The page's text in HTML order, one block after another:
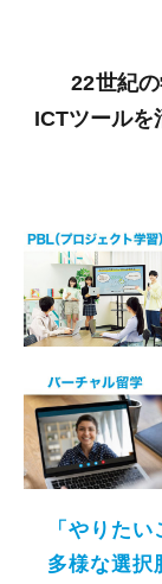
22世紀
ICTツールを
「やりた
多様な選択